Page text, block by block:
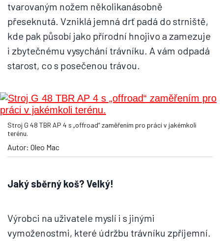
tvarovaným nožem několikanásobně
přeseknutá. Vzniklá jemná drť padá do strniště,
kde pak působí jako přírodní hnojivo a zamezuje
i zbytečnému vysychání trávníku. A vám odpadá
starost, co s posečenou trávou.
Stroj G 48 TBR AP 4 s „offroad“ zaměřením pro práci v jakémkoli
terénu.
Autor: Oleo Mac
Jaký sběrný koš? Velký!
Výrobci na uživatele myslí i s jinými
vymoženostmi, které údržbu trávníku zpříjemní.